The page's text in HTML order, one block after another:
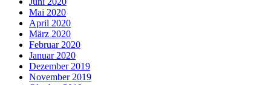
Mai 2020
April 2020
März 2020
Februar 2020
Januar 2020
Dezember 2019
November 2019